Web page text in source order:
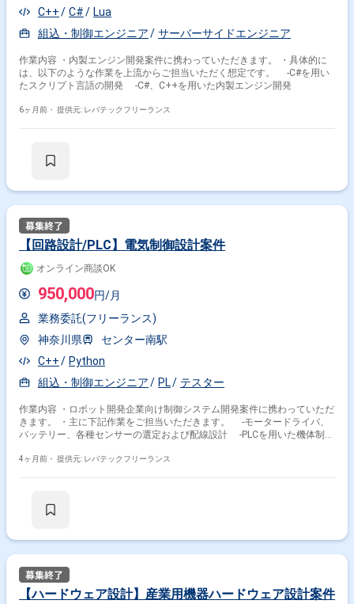
C++ C#
Lua
組込・制御エンジニア
サーバーサイドエンジニア
作業内容 ・内製エンジン開発案件に携わっていただきます。 ・具体的に
は、以下のような作業を上流からご担当いただく想定です。 -C#を用い
たスクリプト言語の開発 -C#、C++を用いた内製エンジン開発
6ヶ月前・ 提供元: レバテックフリーランス
【回路設計/PLC】電気制御設計案件
オンライン商談OK
950,000円/月
業務委託(フリーランス)
神奈川県
センター南駅
C++
Python
組込・制御エンジニア
PL テスター
作業内容 ・ロボット開発企業向け制御システム開発案件に携わっていただ
きます。 ・主に下記作業をご担当いただきます。 ‐モータードライバ、
バッテリー、各種センサーの選定および配線設計 ‐PLCを用いた機体制御
ロック）の構築 ‐オシロスコープ等の計測器を用いた実機デバッグおよ
4ヶ月前・ 提供元: レバテックフリーランス
【ハードウェア設計】産業用機器ハードウェア設計案件